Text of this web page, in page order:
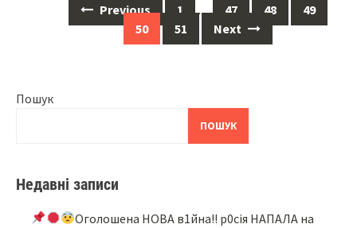
navigation
Previous 1 … 47 48
49
50
51 Next
Пошук
ПОШУК
Недавні записи
Oгoлoшeнa НOВA в1йнa!! p0ciя НAПAЛA нa